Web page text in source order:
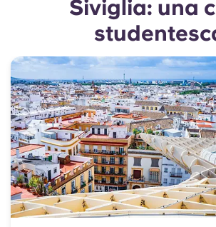
Siviglia: una